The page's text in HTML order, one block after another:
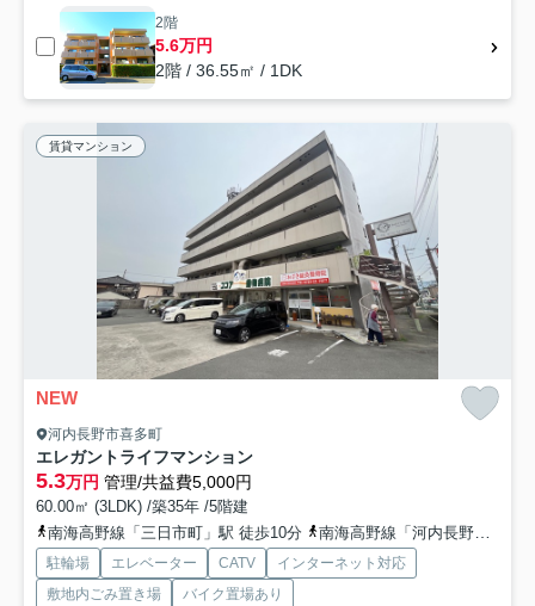
2階
5.6万円
2階 / 36.55㎡ / 1DK
賃貸マンション
NEW
河内長野市喜多町
エレガントライフマンション
5.3万円 管理/共益費5,000円
60.00㎡ (3LDK) /築35年 /5階建
南海高野線「三日市町」駅 徒歩10分
南海高野線「河内長野」駅 徒歩15分
駐輪場 エレベーター CATV
インターネット対応
敷地内ごみ置き場
バイク置場あり